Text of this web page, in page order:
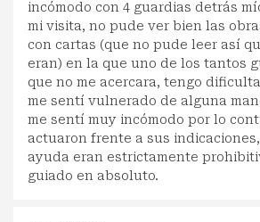
incómodo con 4 guardias detrás
mi visita, no pude ver bien las
con cartas (que no pude leer así
eran) en la que uno de los tantos
que no me acercara, tengo
me sentí vulnerado de alguna
me sentí muy incómodo por lo
actuaron frente a sus
ayuda eran estrictamente
guiado en absoluto.